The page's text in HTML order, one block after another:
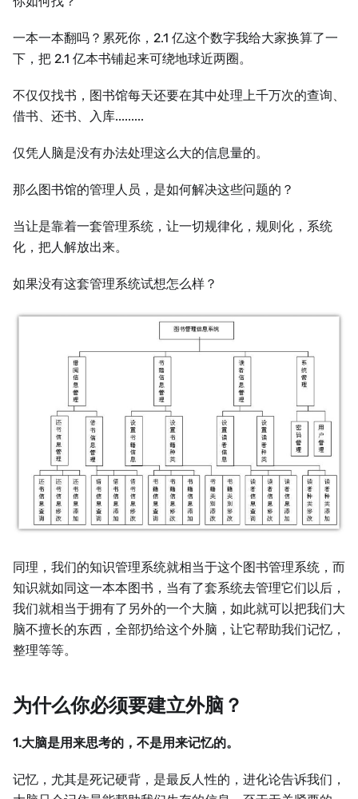
一本一本翻吗？累死你，2.1 亿这个数字我给大家换算了一
下，把 2.1 亿本书铺起来可绕地球近两圈。
不仅仅找书，图书馆每天还要在其中处理上千万次的查询、
借书、还书、入库.........
仅凭人脑是没有办法处理这么大的信息量的。
那么图书馆的管理人员，是如何解决这些问题的？
当让是靠着一套管理系统，让一切规律化，规则化，系统
化，把人解放出来。
如果没有这套管理系统试想怎么样？
同理，我们的知识管理系统就相当于这个图书管理系统，而
知识就如同这一本本图书，当有了套系统去管理它们以后，
我们就相当于拥有了另外的一个大脑，如此就可以把我们大
脑不擅长的东西，全部扔给这个外脑，让它帮助我们记忆，
整理等等。
为什么你必须要建立外脑？
1.大脑是用来思考的，不是用来记忆的。
记忆，尤其是死记硬背，是最反人性的，进化论告诉我们，